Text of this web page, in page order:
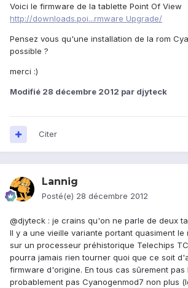
Voici le firmware de la tablette Point Of View
http://downloads.poi...rmware Upgrade/
Pensez vous qu'une installation de la rom
possible ?
merci :)
Modifié 28 décembre 2012 par djyteck
Citer
Lannig
Posté(e) 28 décembre 2012
@djyteck : je crains qu'on ne parle de deux
Il y a une vieille variante portant quasiment le
sur un processeur préhistorique Telechips
pourra jamais rien tourner quoi que ce soit
firmware d'origine. En tous cas sûrement pas
probablement pas Cyanogenmod7 non plus